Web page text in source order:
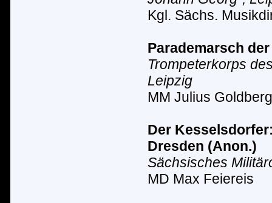
Kgl. Sächs.
Parademarsch
Trompeterkorps
Leipzig
MM Julius Goldberg
Der
Dresden (Anon.)
Sächsisches Militä
MD Max Feiereis